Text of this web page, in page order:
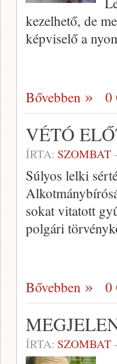
kezelhető, de
képviselő a
Bővebben 0
VÉTÓ
ÍRTA: SZOMBAT-
Súlyos lelki
sokat vitatott
polgári
Bővebben 0
ÍRTA: SZOMBAT-